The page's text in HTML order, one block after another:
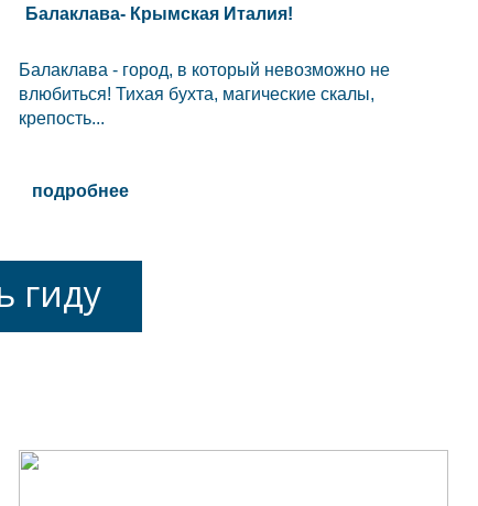
Балаклава- Крымская Италия!
Балаклава - город, в который невозможно не
влюбиться! Тихая бухта, магические скалы,
крепость...
подробнее
гиду